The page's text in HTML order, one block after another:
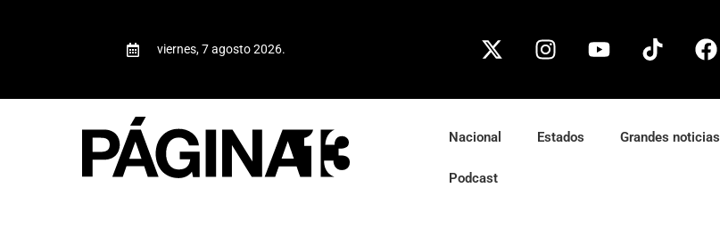
viernes, 7 agosto 2026.
Nacional Estados Grandes noticias
Podcast